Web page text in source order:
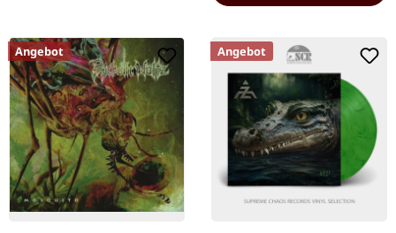
Angebot Angebot